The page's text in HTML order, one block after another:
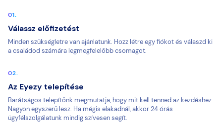
Válassz előfizetést
Minden szükségletre van ajánlatunk. Hozz létre egy fiókot és válaszd ki
a családod számára legmegfelelőbb csomagot.
Az Eyezy telepítése
Barátságos telepítőnk megmutatja, hogy mit kell tenned az kezdéshez.
Nagyon egyszerű lesz. Ha mégis elakadnál, akkor 24 órás
ügyfélszolgálatunk mindig szívesen segít.